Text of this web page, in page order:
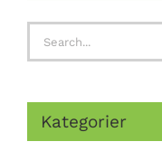
Search
for:
Kategorier